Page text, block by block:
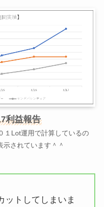
利益報告
１Lot運用で計算しているの
されています＾＾
トしてしまいま